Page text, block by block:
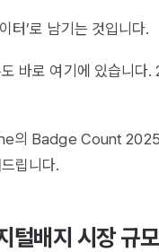
터’로 남기는 것입니다.
바로 여기에 있습니
의 Badge Count 2025
립니다.
배지 시장 규